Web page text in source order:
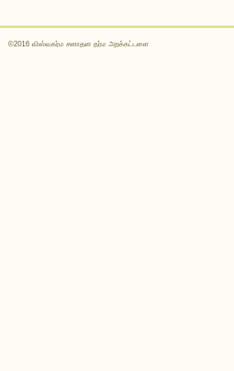
©2016 விஸ்வகர்ம சனாதன தர்ம அறக்கட்டளை